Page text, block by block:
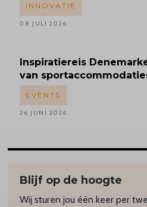
INNOVATIE
08 JULI 2026
Inspiratiereis
van
EVENTS
26 JUNI 2026
Blijf op de hoogte
Wij sturen jou één keer per